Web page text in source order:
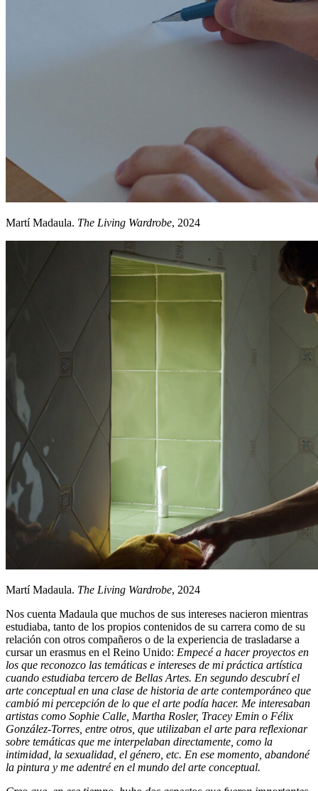
Martí Madaula. The Living Wardrobe, 2024
Martí Madaula. The Living Wardrobe, 2024
Nos cuenta Madaula que muchos de sus intereses nacieron mientras
estudiaba, tanto de los propios contenidos de su carrera como de su
relación con otros compañeros o de la experiencia de trasladarse a
cursar un erasmus en el Reino Unido: Empecé a hacer proyectos en
los que reconozco las temáticas e intereses de mi práctica artística
cuando estudiaba tercero de Bellas Artes. En segundo descubrí el
arte conceptual en una clase de historia de arte contemporáneo que
cambió mi percepción de lo que el arte podía hacer. Me interesaban
artistas como Sophie Calle, Martha Rosler, Tracey Emin o Félix
González-Torres, entre otros, que utilizaban el arte para reflexionar
sobre temáticas que me interpelaban directamente, como la
intimidad, la sexualidad, el género, etc. En ese momento, abandoné
la pintura y me adentré en el mundo del arte conceptual.